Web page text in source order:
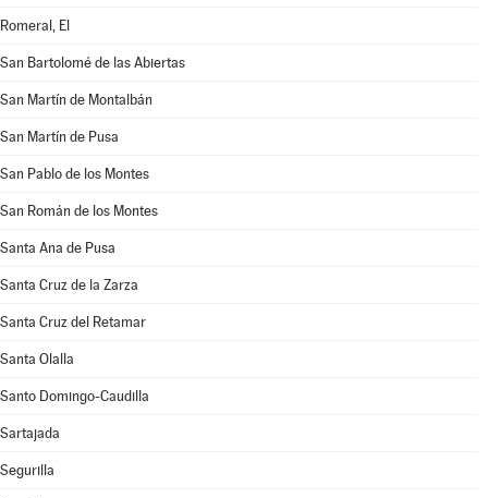
Romeral, El
San Bartolomé de las Abiertas
San Martín de Montalbán
San Martín de Pusa
San Pablo de los Montes
San Román de los Montes
Santa Ana de Pusa
Santa Cruz de la Zarza
Santa Cruz del Retamar
Santa Olalla
Santo Domingo-Caudilla
Sartajada
Segurilla